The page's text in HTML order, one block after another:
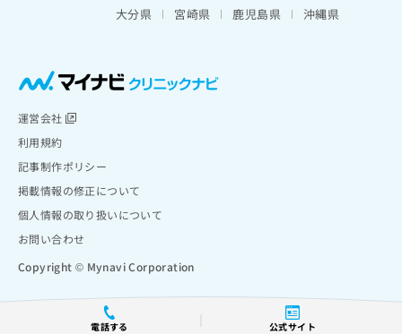
電話する 公式サイト
大分県
宮崎県 鹿児島県 沖縄県
運営会社
利用規約
記事制作ポリシー
掲載情報の修正について
個人情報の取り扱いについて
お問い合わせ
Copyright © Mynavi Corporation